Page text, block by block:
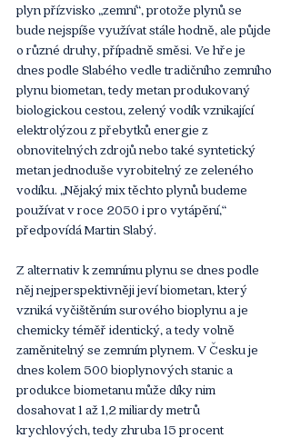
plyn přízvisko „zemní“, protože plynů se
bude nejspíše využívat stále hodně, ale půjde
o různé druhy, případně směsi. Ve hře je
dnes podle Slabého vedle tradičního zemního
plynu biometan, tedy metan produkovaný
biologickou cestou, zelený vodík vznikající
elektrolýzou z přebytků energie z
obnovitelných zdrojů nebo také syntetický
metan jednoduše vyrobitelný ze zeleného
vodíku. „Nějaký mix těchto plynů budeme
používat v roce 2050 i pro vytápění,“
předpovídá Martin Slabý.
Z alternativ k zemnímu plynu se dnes podle
něj nejperspektivněji jeví biometan, který
vzniká vyčištěním surového bioplynu a je
chemicky téměř identický, a tedy volně
zaměnitelný se zemním plynem. V Česku je
dnes kolem 500 bioplynových stanic a
produkce biometanu může díky nim
dosahovat 1 až 1,2 miliardy metrů
krychlových, tedy zhruba 15 procent